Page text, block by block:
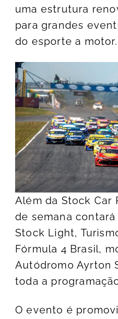
uma estrutura
para grandes
do esporte a motor.
Além da Stock Car
de semana
Stock Light,
Fórmula 4 Brasil,
Autódromo Ayrton
toda a
O evento é